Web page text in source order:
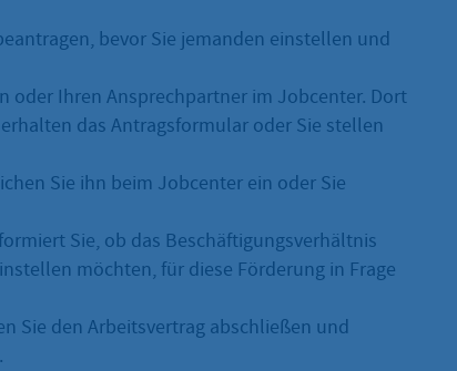
bevor Sie jemanden einstellen und
oder Ihren Ansprechpartner im Jobcenter. Dort
das Antragsformular oder Sie stellen
Sie ihn beim Jobcenter ein oder Sie
Sie, ob das Beschäftigungsverhältnis
möchten, für diese Förderung in Frage
Sie den Arbeitsvertrag abschließen und